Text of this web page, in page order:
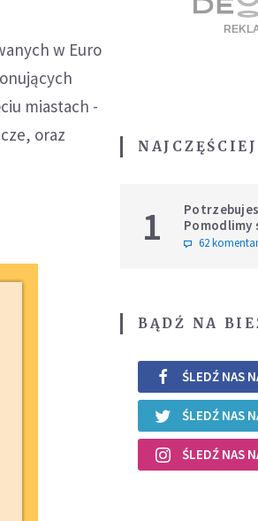
w Euro
miastach -
oraz
1
Pomodlimy
intencji
62
BĄDŹ NA
ŚLEDŹ NAS
ŚLEDŹ NAS
ŚLEDŹ NAS